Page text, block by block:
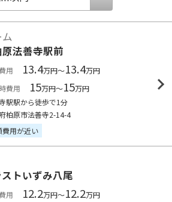
法善寺駅前
用 13.4万円～13.4万円
費用
15万円～15万円
駅駅から徒歩で1分
柏原市法善寺2-14-4
費用が近い
トいずみ八尾
用 12.2万円～12.2万円